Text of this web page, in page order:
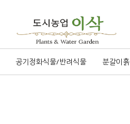
공기정화식물/반려식물 분갈이흙